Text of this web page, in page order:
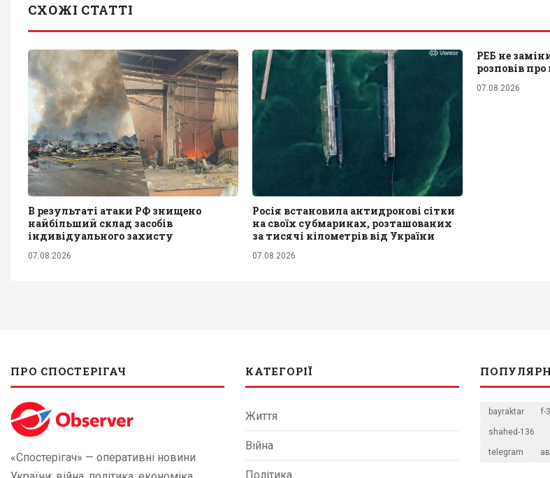
СХОЖІ СТАТТІ
В результаті атаки РФ знищено
найбільший склад засобів
індивідуального захисту
07.08.2026
Росія встановила антидронові сітки
на своїх субмаринах, розташованих
за тисячі кілометрів від України
07.08.2026
РЕБ не
розповів
07.08.2026
ПРО СПОСТЕРІГАЧ
«Спостерігач» — оперативні новини
КАТЕГОРІЇ
Життя
Війна
Політика
bayraktar f-
shahed-136
telegram